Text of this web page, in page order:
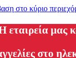
στο κύριο
εταιρεία μας
στο